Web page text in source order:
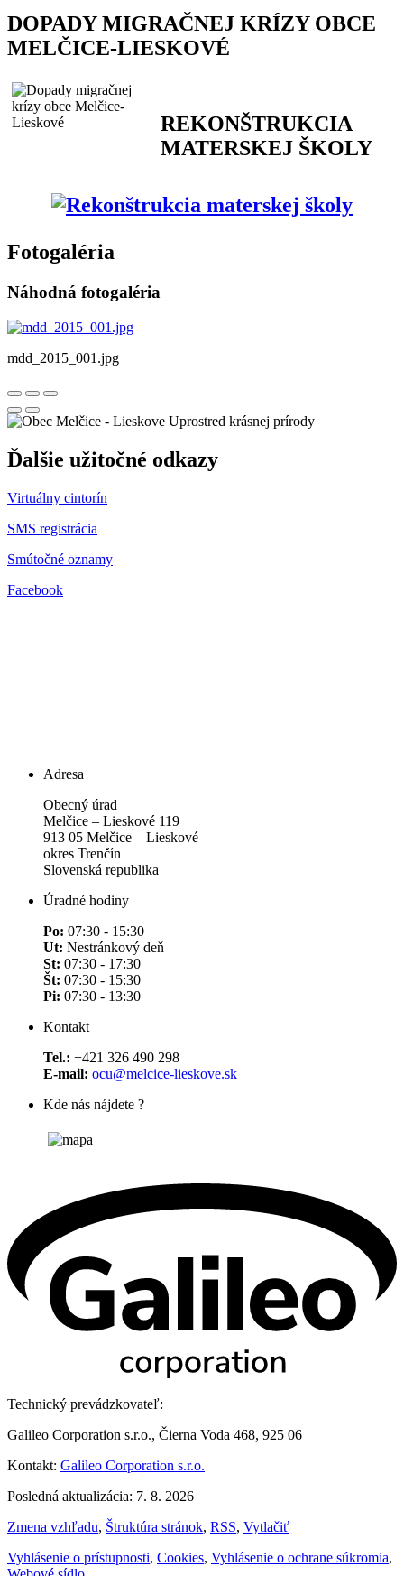
DOPADY MIGRAČNEJ KRÍZY OBCE
MELČICE-LIESKOVÉ
REKONŠTRUKCIA
MATERSKEJ ŠKOLY
Fotogaléria
Náhodná fotogaléria
mdd_2015_001.jpg
Uprostred krásnej prírody
Ďalšie užitočné odkazy
Virtuálny cintorín
SMS registrácia
Smútočné oznamy
Facebook
Adresa
Obecný úrad
Melčice – Lieskové 119
913 05 Melčice – Lieskové
okres Trenčín
Slovenská republika
Úradné hodiny
Po: 07:30 - 15:30
Ut: Nestránkový deň
St: 07:30 - 17:30
Št: 07:30 - 15:30
Pi: 07:30 - 13:30
Kontakt
Tel.: +421 326 490 298
E-mail: ocu@melcice-lieskove.sk
Kde nás nájdete ?
Technický prevádzkovateľ:
Galileo Corporation s.r.o., Čierna Voda 468, 925 06
Kontakt: Galileo Corporation s.r.o.
Posledná aktualizácia: 7. 8. 2026
Zmena vzhľadu, Štruktúra stránok, RSS, Vytlačiť
Vyhlásenie o prístupnosti, Cookies, Vyhlásenie o ochrane súkromia,